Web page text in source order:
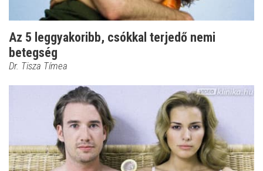
Az 5 leggyakoribb, csókkal terjedő nemi
betegség
Dr. Tisza Tímea